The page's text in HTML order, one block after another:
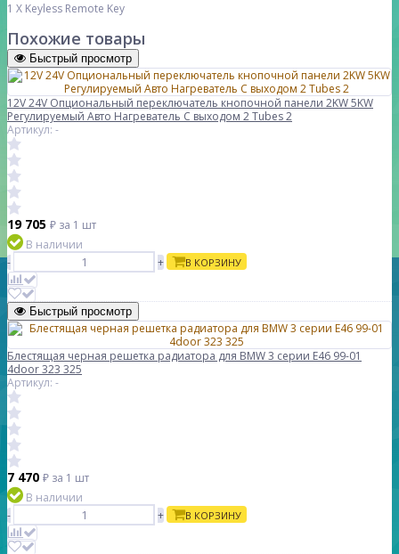
1 X Keyless Remote Key
Похожие товары
Быстрый просмотр
12V 24V Опциональный переключатель кнопочной панели 2KW 5KW
Регулируемый Авто Нагреватель С выходом 2 Tubes 2
Артикул: -
19 705 ₽ за 1 шт
В наличии
-
+ В КОРЗИНУ
Быстрый просмотр
Блестящая черная решетка радиатора для BMW 3 серии E46 99-01
4door 323 325
Артикул: -
7 470 ₽ за 1 шт
В наличии
-
+ В КОРЗИНУ